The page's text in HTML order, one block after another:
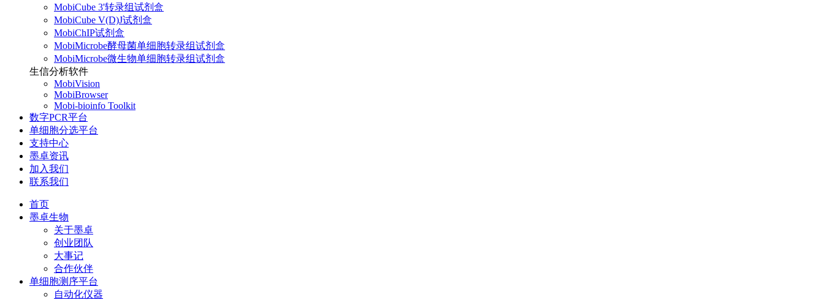
MobiCube 3'转录组试剂盒
MobiCube V(D)J试剂盒
MobiChIP试剂盒
MobiMicrobe酵母菌单细胞转录组试剂盒
MobiMicrobe微生物单细胞转录组试剂盒
生信分析软件
MobiVision
MobiBrowser
Mobi-bioinfo Toolkit
数字PCR平台
单细胞分选平台
支持中心
墨卓资讯
加入我们
联系我们
首页
墨卓生物
关于墨卓
创业团队
大事记
合作伙伴
单细胞测序平台
自动化仪器